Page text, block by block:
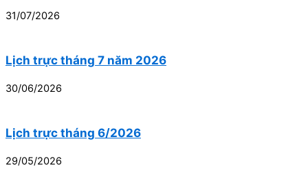
31/07/2026
Lịch trực tháng 7 năm 2026
30/06/2026
Lịch trực tháng 6/2026
29/05/2026